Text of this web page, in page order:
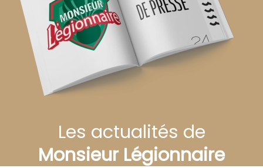
Les actualités de
Monsieur Légionnaire